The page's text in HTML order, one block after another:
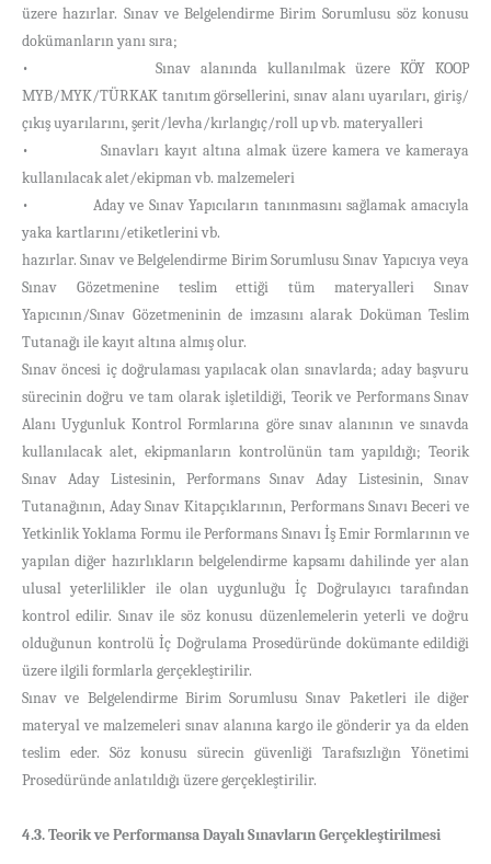
üzere hazırlar. Sınav ve Belgelendirme Birim Sorumlusu söz konusu
dokümanların yanı sıra;
• Sınav alanında kullanılmak üzere KÖY KOOP
MYB/MYK/TÜRKAK tanıtım görsellerini, sınav alanı uyarıları, giriş/
çıkış uyarılarını, şerit/levha/kırlangıç/roll up vb. materyalleri
• Sınavları kayıt altına almak üzere kamera ve kameraya
kullanılacak alet/ekipman vb. malzemeleri
• Aday ve Sınav Yapıcıların tanınmasını sağlamak amacıyla
yaka kartlarını/etiketlerini vb.
hazırlar.Sınav ve Belgelendirme Birim Sorumlusu Sınav Yapıcıya veya
Sınav Gözetmenine teslim ettiği tüm materyalleri Sınav
Yapıcının/Sınav Gözetmeninin de imzasını alarak Doküman Teslim
Tutanağı ile kayıt altına almış olur.
Sınav öncesi iç doğrulaması yapılacak olan sınavlarda; aday başvuru
sürecinin doğru ve tam olarak işletildiği, Teorik ve Performans Sınav
Alanı Uygunluk Kontrol Formlarına göre sınav alanının ve sınavda
kullanılacak alet, ekipmanların kontrolünün tam yapıldığı; Teorik
Sınav Aday Listesinin, Performans Sınav Aday Listesinin, Sınav
Tutanağının, Aday Sınav Kitapçıklarının, Performans Sınavı Beceri ve
Yetkinlik Yoklama Formu ile Performans Sınavı İş Emir Formlarının ve
yapılan diğer hazırlıkların belgelendirme kapsamı dahilinde yer alan
ulusal yeterlilikler ile olan uygunluğu İç Doğrulayıcı tarafından
kontrol edilir. Sınav ile söz konusu düzenlemelerin yeterli ve doğru
olduğunun kontrolü İç Doğrulama Prosedüründe dokümante edildiği
üzere ilgili formlarla gerçekleştirilir.
Sınav ve Belgelendirme Birim Sorumlusu Sınav Paketleri ile diğer
materyal ve malzemeleri sınav alanına kargo ile gönderir ya da elden
teslim eder. Söz konusu sürecin güvenliği Tarafsızlığın Yönetimi
Prosedüründe anlatıldığı üzere gerçekleştirilir.
4.3. Teorik ve Performansa Dayalı Sınavların Gerçekleştirilmesi